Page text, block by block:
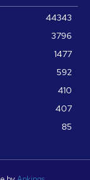
44343
3796
1477
592
410
407
85